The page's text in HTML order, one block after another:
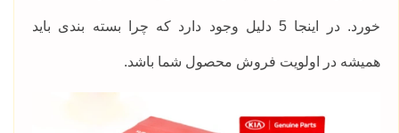
خورد. در اینجا 5 دلیل وجود دارد که چرا بسته بندی باید
همیشه در اولویت فروش محصول شما باشد.